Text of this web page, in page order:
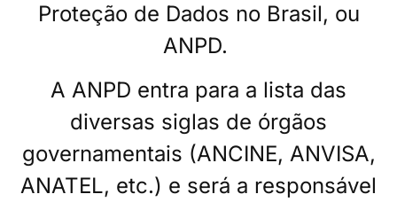
Proteção de Dados no Brasil, ou
ANPD.
A ANPD entra para a lista das
diversas siglas de órgãos
governamentais (ANCINE, ANVISA,
ANATEL, etc.) e será a responsável